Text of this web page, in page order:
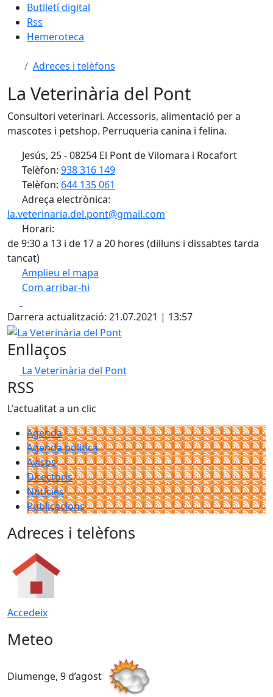
Butlletí digital
Rss
Hemeroteca
Adreces i telèfons
La Veterinària del Pont
Consultori veterinari. Accessoris, alimentació per a
mascotes i petshop. Perruqueria canina i felina.
Jesús, 25 - 08254 El Pont de Vilomara i Rocafort
Telèfon: 938 316 149
Telèfon: 644 135 061
Adreça electrònica:
la.veterinaria.del.pont@gmail.com
Horari:
de 9:30 a 13 i de 17 a 20 hores (dilluns i dissabtes tarda
tancat)
Amplieu el mapa
Com arribar-hi
+
−
Darrera actualització: 21.07.2021 | 13:57
La Veterinària del Pont
Enllaços
La Veterinària del Pont
RSS
L'actualitat a un clic
Agenda
Agenda política
Avisos
Directoris
Notícies
Publicacions
Adreces i telèfons
Accedeix
Meteo
Diumenge, 9 d’agost